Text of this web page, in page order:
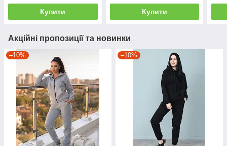
Купити Купити
Акційні пропозиції та новинки
–10% –10%